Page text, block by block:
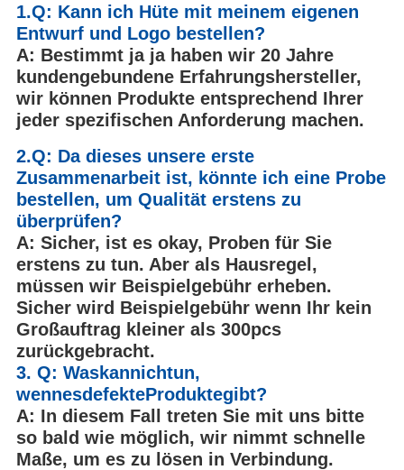
1.Q: Kann ich Hüte mit meinem eigenen
Entwurf und Logo bestellen?
A: Bestimmt ja ja haben wir 20 Jahre
kundengebundene Erfahrungshersteller,
wir können Produkte entsprechend Ihrer
jeder spezifischen Anforderung machen.
2.Q: Da dieses unsere erste
Zusammenarbeit ist, könnte ich eine Probe
bestellen, um Qualität erstens zu
überprüfen?
A: Sicher, ist es okay, Proben für Sie
erstens zu tun. Aber als Hausregel,
müssen wir Beispielgebühr erheben.
Sicher wird Beispielgebühr wenn Ihr kein
Großauftrag kleiner als 300pcs
zurückgebracht.
3. Q: Waskannichtun,
wennesdefekteProduktegibt?
A: In diesem Fall treten Sie mit uns bitte
so bald wie möglich, wir nimmt schnelle
Maße, um es zu lösen in Verbindung.